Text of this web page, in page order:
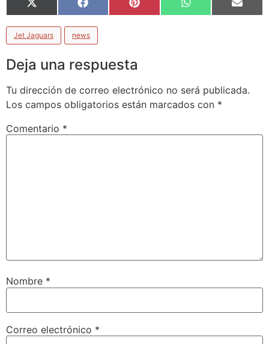
X
(Twitter)
Facebook Pinterest WhatsApp Email
Jet Jaguars news
Deja una respuesta
Tu dirección de correo electrónico no será publicada.
Los campos obligatorios están marcados con *
Comentario *
Nombre *
Correo electrónico *